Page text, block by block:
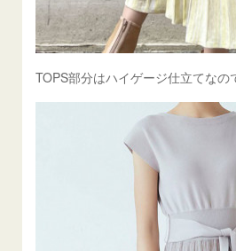
TOPS部分はハイゲージ仕立てなの